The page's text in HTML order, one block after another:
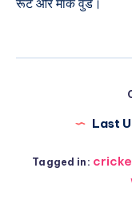
Last
Tagged in: